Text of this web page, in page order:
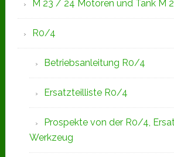
M 23 / 24 Motoren und Tank M
R0/4
Betriebsanleitung R0/4
Ersatzteilliste R0/4
Prospekte von der R0/4,
Werkzeug